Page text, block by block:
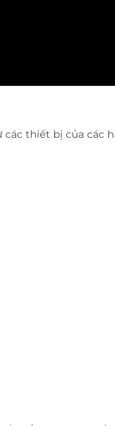
thiết bị của các